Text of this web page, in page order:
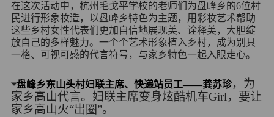
在这次活动中，杭州毛戈平学校的老师们为盘峰乡的6位村
民进行形象妆造，以盘峰乡特色为主题，用彩妆艺术帮助
这些乡村女性代表们更加自信地展现美、诠释美，大胆绽
放自己的多样魅力。一个个艺术形象植入乡村，成为别具
一格、可视可感的代言符号，与家乡特色一起入眼走心。
⏷盘峰乡东山头村妇联主席、快递站员工——龚苏珍，为
家乡高山代言。妇联主席变身炫酷机车Girl，要让
家乡高山火“出圈”。